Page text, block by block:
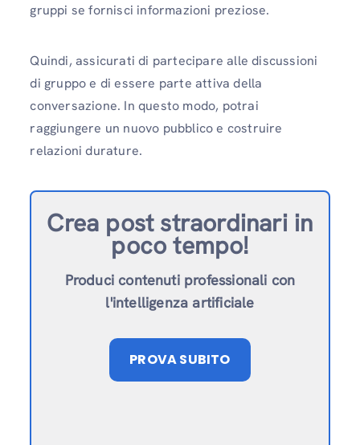
gruppi se fornisci informazioni preziose.
Quindi, assicurati di partecipare alle discussioni
di gruppo e di essere parte attiva della
conversazione. In questo modo, potrai
raggiungere un nuovo pubblico e costruire
relazioni durature.
Crea post straordinari in
poco tempo!
Produci contenuti professionali con
l'intelligenza artificiale
PROVA SUBITO